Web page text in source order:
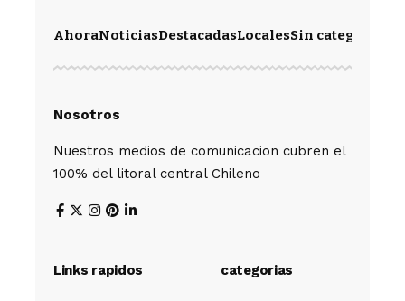
AhoraNoticiasDestacadasLocalesSin categoría
Nosotros
Nuestros medios de comunicacion cubren el
100% del litoral central Chileno
Links rapidos categorias